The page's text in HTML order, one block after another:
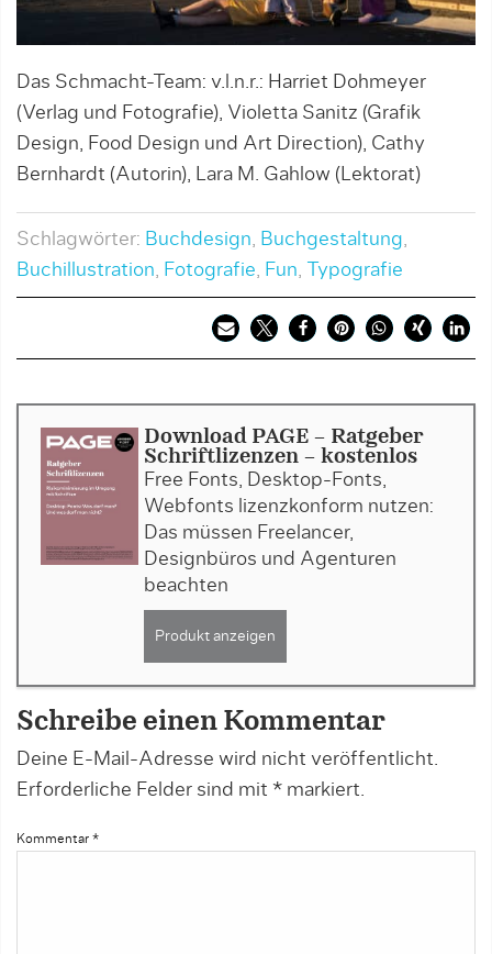
Das Schmacht-Team: v.l.n.r.: Harriet Dohmeyer
(Verlag und Fotografie), Violetta Sanitz (Grafik
Design, Food Design und Art Direction), Cathy
Bernhardt (Autorin), Lara M. Gahlow (Lektorat)
Schlagwörter: Buchdesign, Buchgestaltung,
Buchillustration, Fotografie, Fun, Typografie
Download PAGE - Ratgeber
Schriftlizenzen - kostenlos
Free Fonts, Desktop-Fonts,
Webfonts lizenzkonform nutzen:
Das müssen Freelancer,
Designbüros und Agenturen
beachten
Produkt anzeigen
Schreibe einen Kommentar
Deine E-Mail-Adresse wird nicht veröffentlicht.
Erforderliche Felder sind mit * markiert.
Kommentar *